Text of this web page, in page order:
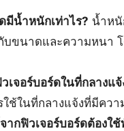
มีน้ำหนักเท่าไร? น้ำหนั
บขนาดและความหนา
เจอร์บอร์ดในที่กลางแ
ใช้ในที่กลางแจ้งที่มีควา
ากฟิวเจอร์บอร์ดต้องใ